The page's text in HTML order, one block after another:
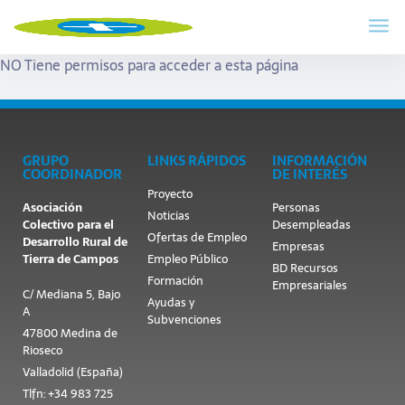
NO Tiene permisos para acceder a esta página
GRUPO
COORDINADOR
Asociación
Colectivo para el
Desarrollo Rural de
Tierra de Campos
C/ Mediana 5, Bajo
A
47800 Medina de
Rioseco
Valladolid (España)
Tlfn: +34 983 725
LINKS RÁPIDOS
Proyecto
Noticias
Ofertas de Empleo
Empleo Público
Formación
Ayudas y
Subvenciones
INFORMACIÓN
DE INTERÉS
Personas
Desempleadas
Empresas
BD Recursos
Empresariales